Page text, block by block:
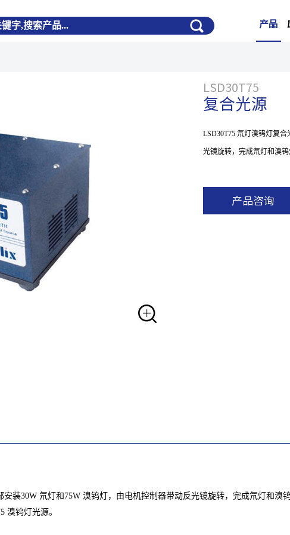
产品
LSD30T75
复合光源
LSD30T75 氘灯溴钨灯复
光镜旋转，完成氘灯和溴钨
产品咨询
装30W 氘灯和75W 溴钨灯，由电机控制器带动反光镜旋转，完成氘灯和溴
溴钨灯光源。